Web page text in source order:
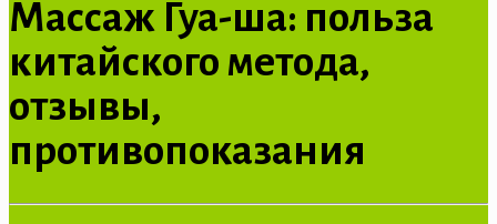
Массаж Гуа-ша: польза
китайского метода,
отзывы,
противопоказания